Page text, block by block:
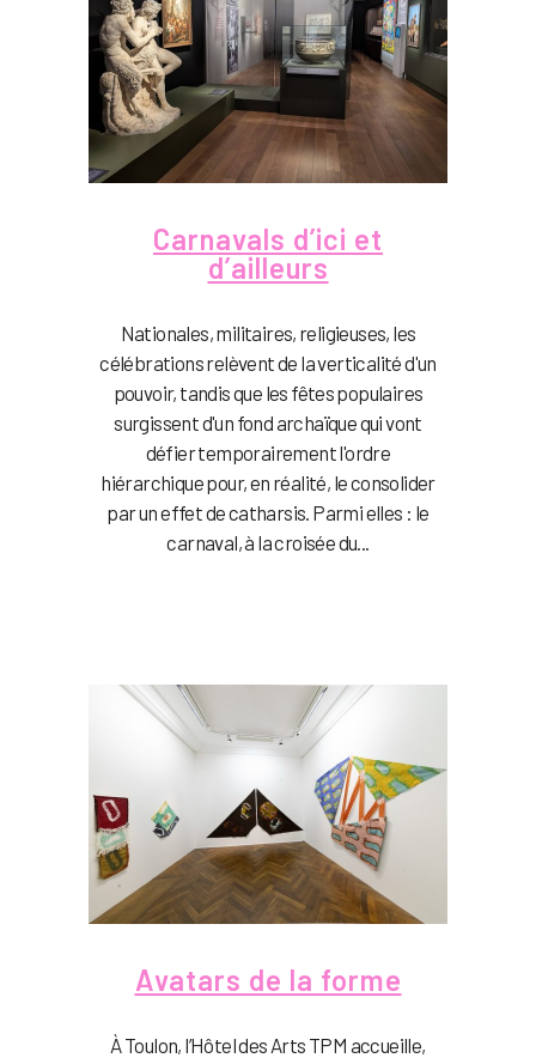
Carnavals d’ici et
d’ailleurs
Nationales, militaires, religieuses, les
célébrations relèvent de la verticalité d'un
pouvoir, tandis que les fêtes populaires
surgissent d'un fond archaïque qui vont
défier temporairement l'ordre
hiérarchique pour, en réalité, le consolider
par un effet de catharsis. Parmi elles : le
carnaval, à la croisée du...
Avatars de la forme
À Toulon, l’Hôtel des Arts TPM accueille,